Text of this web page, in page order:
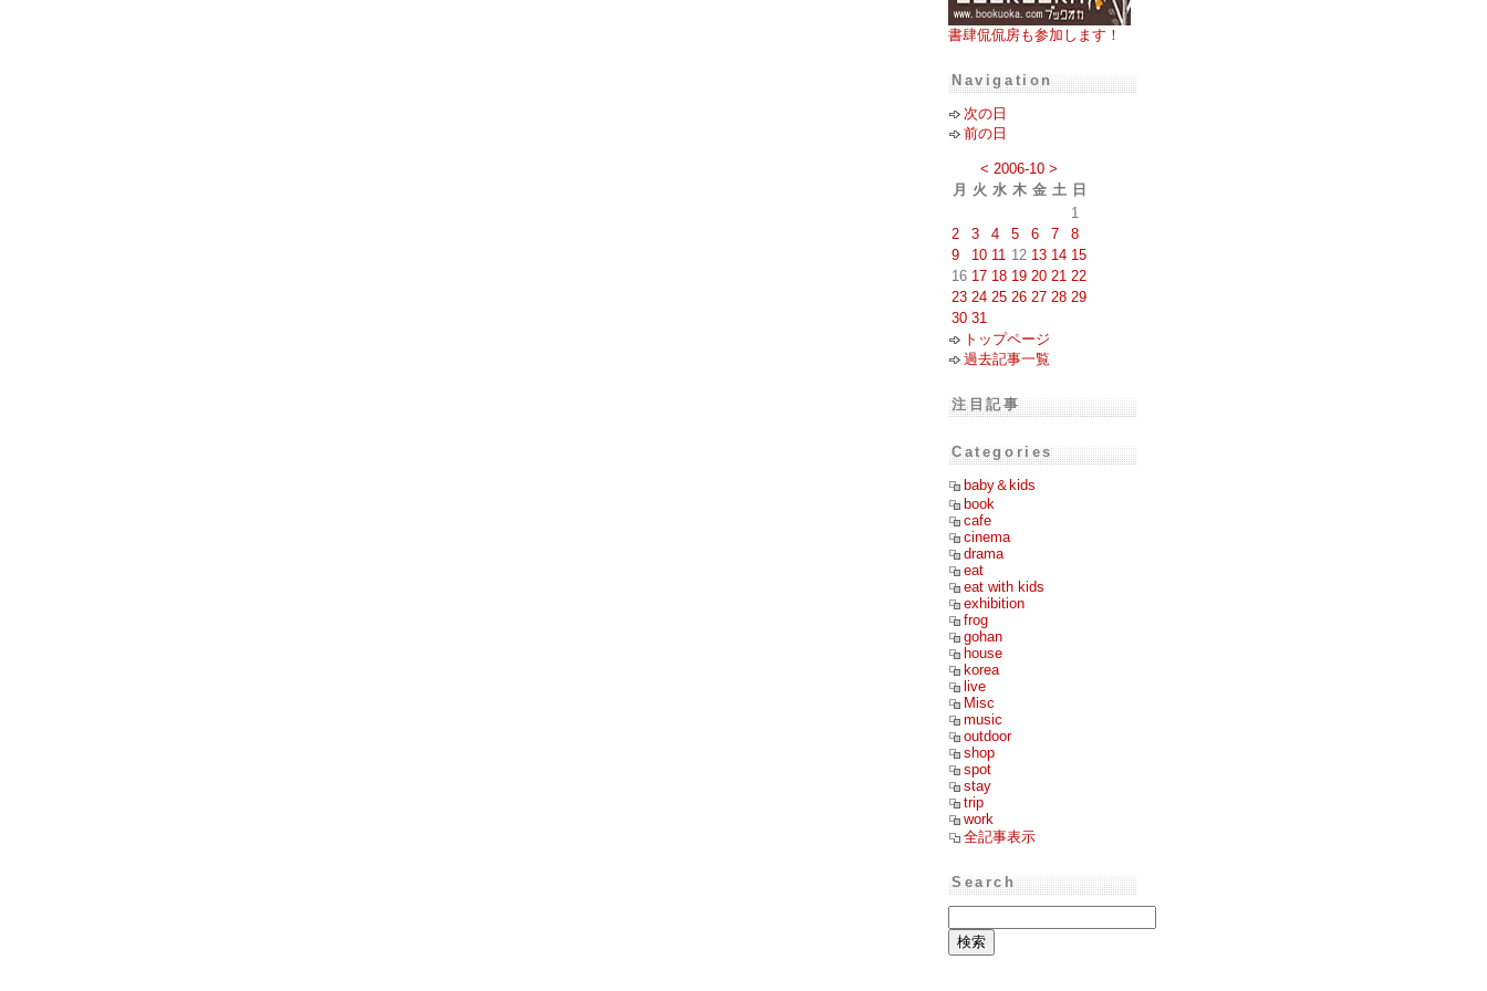
書肆侃侃房も参加します！
Navigation
次の日
前の日
< 2006-10 >
月
火 水 木 金 土 日
1
2
3 4 5 6 7
8
9
10 11 12 13 14 15
16 17 18 19 20 21 22
23 24 25 26 27 28 29
30 31
トップページ
過去記事一覧
注目記事
Categories
baby＆kids
book
cafe
cinema
drama
eat
eat with kids
exhibition
frog
gohan
house
korea
live
Misc
music
outdoor
shop
spot
stay
trip
work
全記事表示
Search